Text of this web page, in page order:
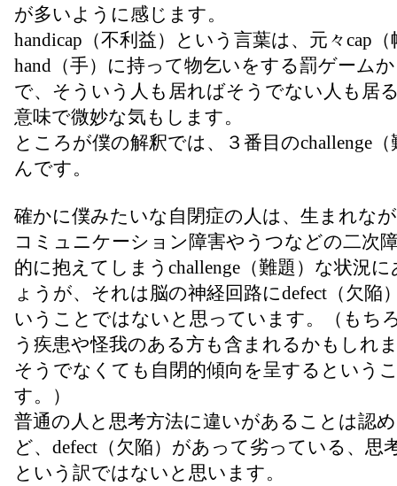
が多いように感じます。
handicap（不利益）という言葉は、元々cap
hand（手）に持って物乞いをする罰ゲーム
で、そういう人も居ればそうでない人も居
意味で微妙な気もします。
ところが僕の解釈では、３番目のchallenge
んです。
確かに僕みたいな自閉症の人は、生まれな
コミュニケーション障害やうつなどの二次
的に抱えてしまうchallenge（難題）な状況
ょうが、それは脳の神経回路にdefect（欠陥
いうことではないと思っています。（もち
う疾患や怪我のある方も含まれるかもしれ
そうでなくても自閉的傾向を呈するという
す。）
普通の人と思考方法に違いがあることは認
ど、defect（欠陥）があって劣っている、思
という訳ではないと思います。